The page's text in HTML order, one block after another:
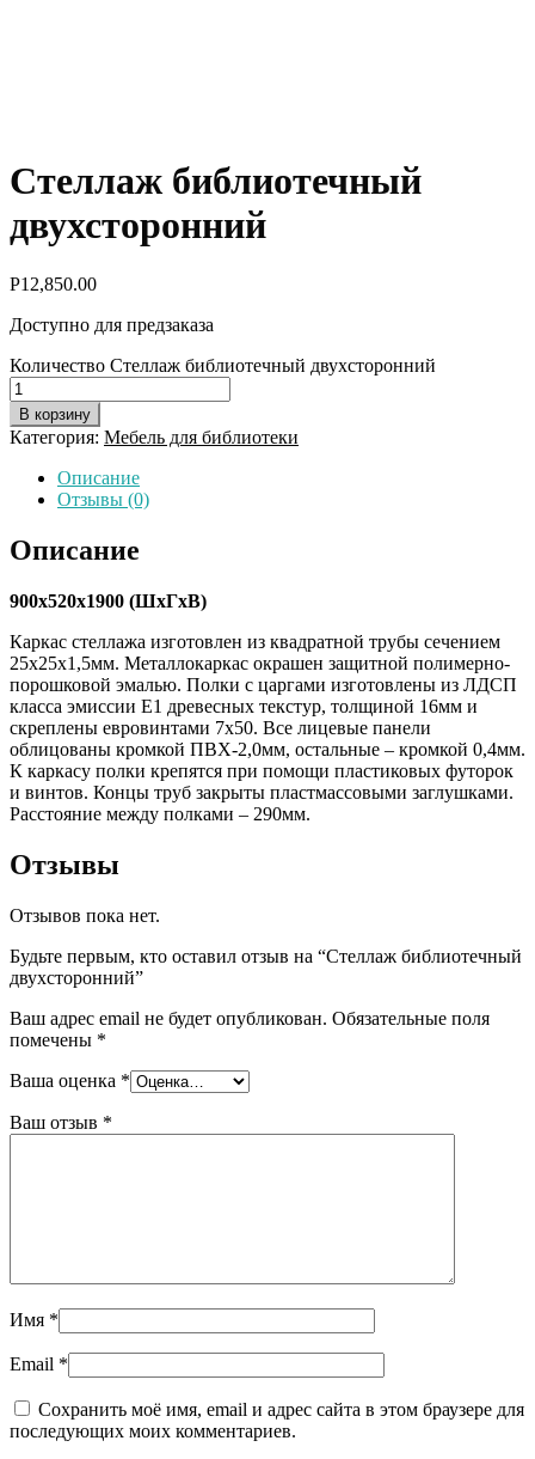
Стеллаж библиотечный
двухсторонний
Р12,850.00
Доступно для предзаказа
Количество Стеллаж библиотечный двухсторонний
В корзину
Категория: Мебель для библиотеки
Описание
Отзывы (0)
Описание
900х520х1900 (ШхГхВ)
Каркас стеллажа изготовлен из квадратной трубы сечением
25х25х1,5мм. Металлокаркас окрашен защитной полимерно-
порошковой эмалью. Полки с царгами изготовлены из ЛДСП
класса эмиссии Е1 древесных текстур, толщиной 16мм и
скреплены евровинтами 7х50. Все лицевые панели
облицованы кромкой ПВХ-2,0мм, остальные – кромкой 0,4мм.
К каркасу полки крепятся при помощи пластиковых футорок
и винтов. Концы труб закрыты пластмассовыми заглушками.
Расстояние между полками – 290мм.
Отзывы
Отзывов пока нет.
Будьте первым, кто оставил отзыв на “Стеллаж библиотечный
двухсторонний”
Ваш адрес email не будет опубликован. Обязательные поля
помечены *
Ваша оценка *
Ваш отзыв *
Имя *
Email *
Сохранить моё имя, email и адрес сайта в этом браузере для
последующих моих комментариев.